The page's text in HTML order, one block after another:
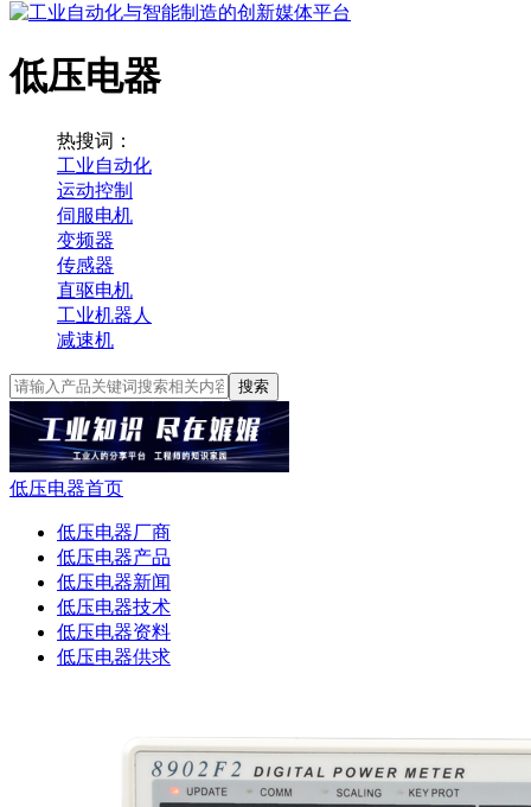
低压电器
热搜词：
工业自动化
运动控制
伺服电机
变频器
传感器
直驱电机
工业机器人
减速机
搜索
低压电器首页
低压电器厂商
低压电器产品
低压电器新闻
低压电器技术
低压电器资料
低压电器供求